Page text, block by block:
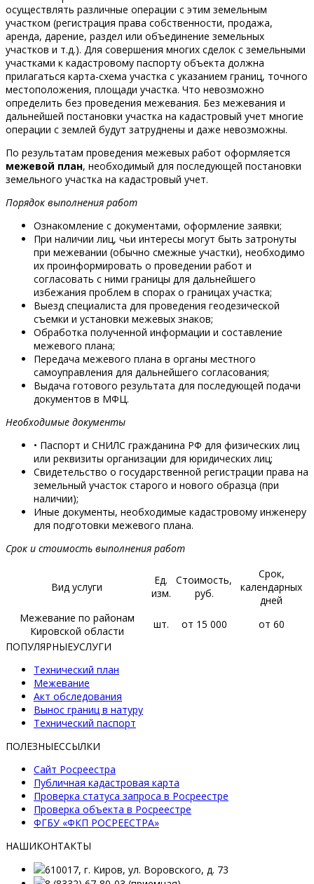
осуществлять различные операции с этим земельным
участком (регистрация права собственности, продажа,
аренда, дарение, раздел или объединение земельных
участков и т.д.). Для совершения многих сделок с земельными
участками к кадастровому паспорту объекта должна
прилагаться карта-схема участка с указанием границ, точного
местоположения, площади участка. Что невозможно
определить без проведения межевания. Без межевания и
дальнейшей постановки участка на кадастровый учет многие
операции с землей будут затруднены и даже невозможны.
По результатам проведения межевых работ оформляется
межевой план, необходимый для последующей постановки
земельного участка на кадастровый учет.
Порядок выполнения работ
Ознакомление с документами, оформление заявки;
При наличии лиц, чьи интересы могут быть затронуты
при межевании (обычно смежные участки), необходимо
их проинформировать о проведении работ и
согласовать с ними границы для дальнейшего
избежания проблем в спорах о границах участка;
Выезд специалиста для проведения геодезической
съемки и установки межевых знаков;
Обработка полученной информации и составление
межевого плана;
Передача межевого плана в органы местного
самоуправления для дальнейшего согласования;
Выдача готового результата для последующей подачи
документов в МФЦ.
Необходимые документы
• Паспорт и СНИЛС гражданина РФ для физических лиц
или реквизиты организации для юридических лиц;
Свидетельство о государственной регистрации права на
земельный участок старого и нового образца (при
наличии);
Иные документы, необходимые кадастровому инженеру
для подготовки межевого плана.
Срок и стоимость выполнения работ
Вид услуги
Ед.
изм.
Стоимость,
руб.
Срок,
календарных
дней
Межевание по районам
Кировской области
шт. от 15 000
от 60
ПОПУЛЯРНЫЕУСЛУГИ
Технический план
Межевание
Акт обследования
Вынос границ в натуру
Технический паспорт
ПОЛЕЗНЫЕССЫЛКИ
Сайт Росреестра
Публичная кадастровая карта
Проверка статуса запроса в Росреестре
Проверка объекта в Росреестре
ФГБУ «ФКП РОСРЕЕСТРА»
НАШИКОНТАКТЫ
610017, г. Киров, ул. Воровского, д. 73